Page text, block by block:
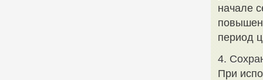
начале
период
4.
При